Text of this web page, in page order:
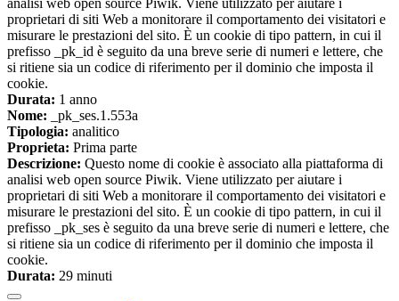
analisi web open source Piwik. Viene utilizzato per aiutare i
proprietari di siti Web a monitorare il comportamento dei visitatori e
misurare le prestazioni del sito. È un cookie di tipo pattern, in cui il
prefisso _pk_id è seguito da una breve serie di numeri e lettere, che
si ritiene sia un codice di riferimento per il dominio che imposta il
cookie.
Durata: 1 anno
Nome: _pk_ses.1.553a
Tipologia: analitico
Proprieta: Prima parte
Descrizione: Questo nome di cookie è associato alla piattaforma di
analisi web open source Piwik. Viene utilizzato per aiutare i
proprietari di siti Web a monitorare il comportamento dei visitatori e
misurare le prestazioni del sito. È un cookie di tipo pattern, in cui il
prefisso _pk_ses è seguito da una breve serie di numeri e lettere, che
si ritiene sia un codice di riferimento per il dominio che imposta il
cookie.
Durata: 29 minuti